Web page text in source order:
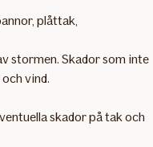
plåttak,
stormen. Skador som inte
vind.
skador på tak och